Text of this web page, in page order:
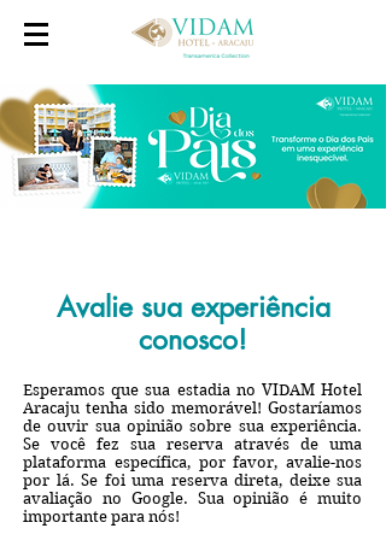
Avalie sua experiência
conosco!
Esperamos que sua estadia no VIDAM Hotel
Aracaju tenha sido memorável! Gostaríamos
de ouvir sua opinião sobre sua experiência.
Se você fez sua reserva através de uma
plataforma específica, por favor, avalie-nos
por lá. Se foi uma reserva direta, deixe sua
avaliação no Google. Sua opinião é muito
importante para nós!